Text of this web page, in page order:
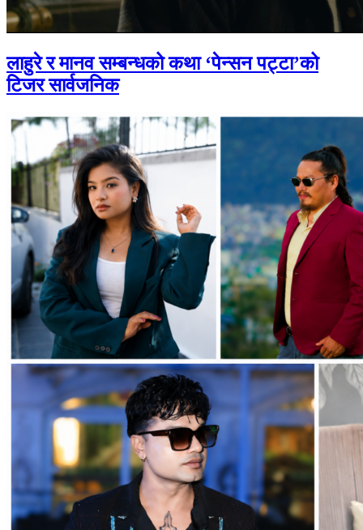
लाहुरे र मानव सम्बन्धको कथा ‘पेन्सन पट्टा’को
टिजर सार्वजनिक